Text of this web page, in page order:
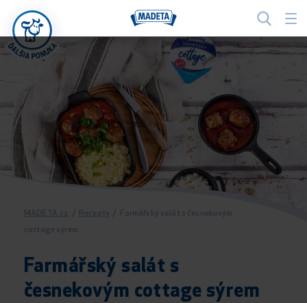
MADETA.cz / Recepty /
Farmářský salát s česnekovým
cottage sýrem
Farmářský salát s
česnekovým cottage sýrem